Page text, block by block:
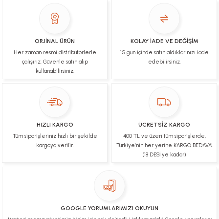
B... N... | 19/03/2025
Ulviye tosun | 08/02/2025
kargoları ile yakından ilgileniyorlar.
ORJİNAL ÜRÜN
Her zaman resmi distribütörlerle
çalışırız. Güvenle satın alıp
kullanabilirsiniz.
KOLAY İADE VE DEĞİŞİM
15 gün içinde satın aldıklarınızı iade
edebilirsiniz.
HIZLI KARGO
Tüm siparişleriniz hızlı bir şekilde
kargoya verilir.
ÜCRETSİZ KARGO
400 TL ve üzeri tüm siparişlerde,
Türkiye’nin her yerine KARGO BEDAVA!
(18 DESİ ye kadar)
GOOGLE YORUMLARIMIZI OKUYUN